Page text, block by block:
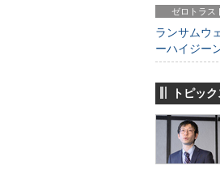
ゼロトラス
ランサムウ
ーハイジー
トピック